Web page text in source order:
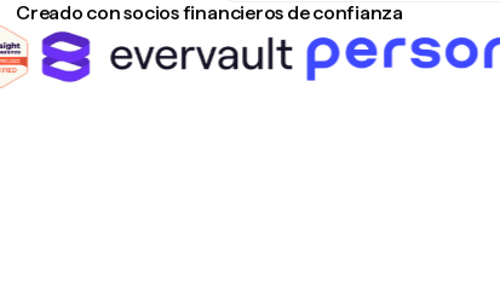
Creado con socios financieros de confianza